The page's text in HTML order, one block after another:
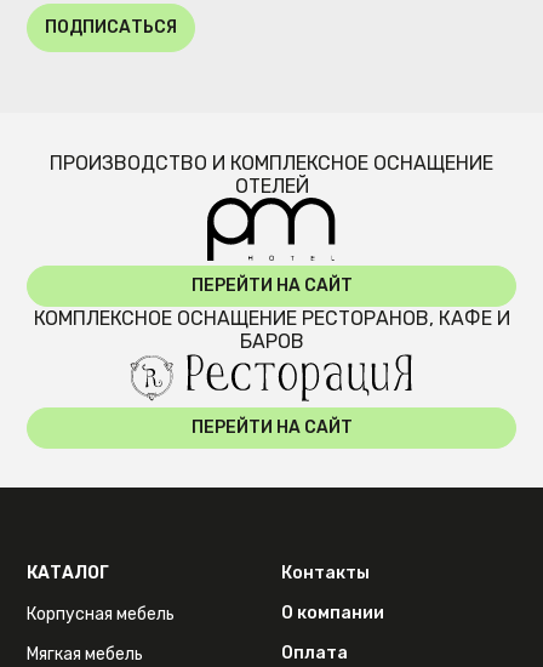
ПОДПИСАТЬСЯ
ПРОИЗВОДСТВО И КОМПЛЕКСНОЕ ОСНАЩЕНИЕ
ОТЕЛЕЙ
ПЕРЕЙТИ НА САЙТ
КОМПЛЕКСНОЕ ОСНАЩЕНИЕ РЕСТОРАНОВ, КАФЕ И
БАРОВ
ПЕРЕЙТИ НА САЙТ
КАТАЛОГ
Корпусная мебель
Мягкая мебель
Контакты
О компании
Оплата